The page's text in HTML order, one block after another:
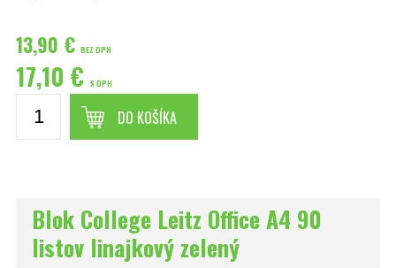
13,90 € BEZ DPH
17,10 € S DPH
DO KOŠÍKA
Blok College Leitz Office A4 90
listov linajkový zelený